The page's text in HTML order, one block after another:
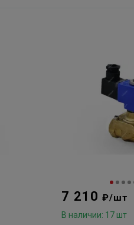
7 210 ₽/шт
В наличии: 17 шт